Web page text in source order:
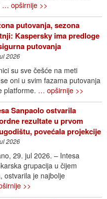
… opširnije >>
putovanja, sezona
Kaspersky ima predloge
putovanja
2026
su sve češće na meti
oni u svim fazama putovanja
platforme. … opširnije >>
Sanpaolo ostvarila
rezultate u prvom
povećala projekcije
2026
29. jul 2026. – Intesa
grupacija u čijem
ostvarila je najbolje
>>